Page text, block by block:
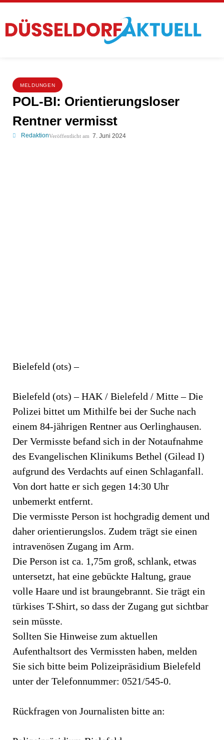
MELDUNGEN
POL-BI: Orientierungsloser
Rentner vermisst
RedaktionVeröffentlicht am 7. Juni 2024
Bielefeld (ots) –
Bielefeld (ots) – HAK / Bielefeld / Mitte – Die
Polizei bittet um Mithilfe bei der Suche nach
einem 84-jährigen Rentner aus Oerlinghausen.
Der Vermisste befand sich in der Notaufnahme
des Evangelischen Klinikums Bethel (Gilead I)
aufgrund des Verdachts auf einen Schlaganfall.
Von dort hatte er sich gegen 14:30 Uhr
unbemerkt entfernt.
Die vermisste Person ist hochgradig dement und
daher orientierungslos. Zudem trägt sie einen
intravenösen Zugang im Arm.
Die Person ist ca. 1,75m groß, schlank, etwas
untersetzt, hat eine gebückte Haltung, graue
volle Haare und ist braungebrannt. Sie trägt ein
türkises T-Shirt, so dass der Zugang gut sichtbar
sein müsste.
Sollten Sie Hinweise zum aktuellen
Aufenthaltsort des Vermissten haben, melden
Sie sich bitte beim Polizeipräsidium Bielefeld
unter der Telefonnummer: 0521/545-0.
Rückfragen von Journalisten bitte an: